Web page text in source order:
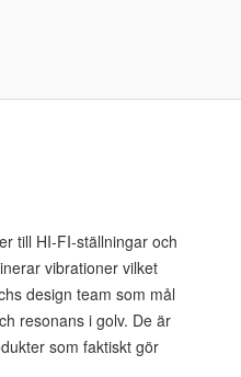
till HI-FI-ställningar och
vibrationer vilket
design team som mål
resonans i golv. De är
som faktiskt gör